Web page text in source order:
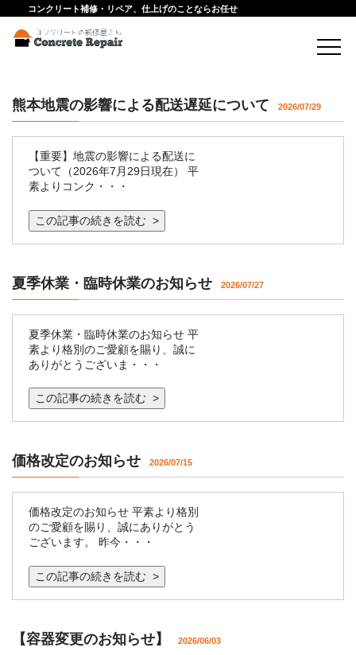
コンクリート補修・リペア、仕上げのことならお任せ
熊本地震の影響による配送遅延について 2026/07/29
【重要】地震の影響による配送に
ついて（2026年7月29日現在） 平
素よりコンク・・・
この記事の続きを読む >
夏季休業・臨時休業のお知らせ 2026/07/27
夏季休業・臨時休業のお知らせ 平
素より格別のご愛顧を賜り、誠に
ありがとうございま・・・
この記事の続きを読む >
価格改定のお知らせ 2026/07/15
価格改定のお知らせ 平素より格別
のご愛顧を賜り、誠にありがとう
ございます。 昨今・・・
この記事の続きを読む >
【容器変更のお知らせ】 2026/06/03